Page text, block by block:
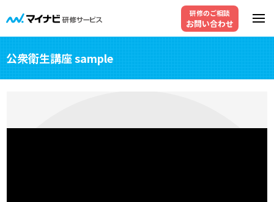
研修のご相談
お問い合わせ
公衆衛生講座 sample